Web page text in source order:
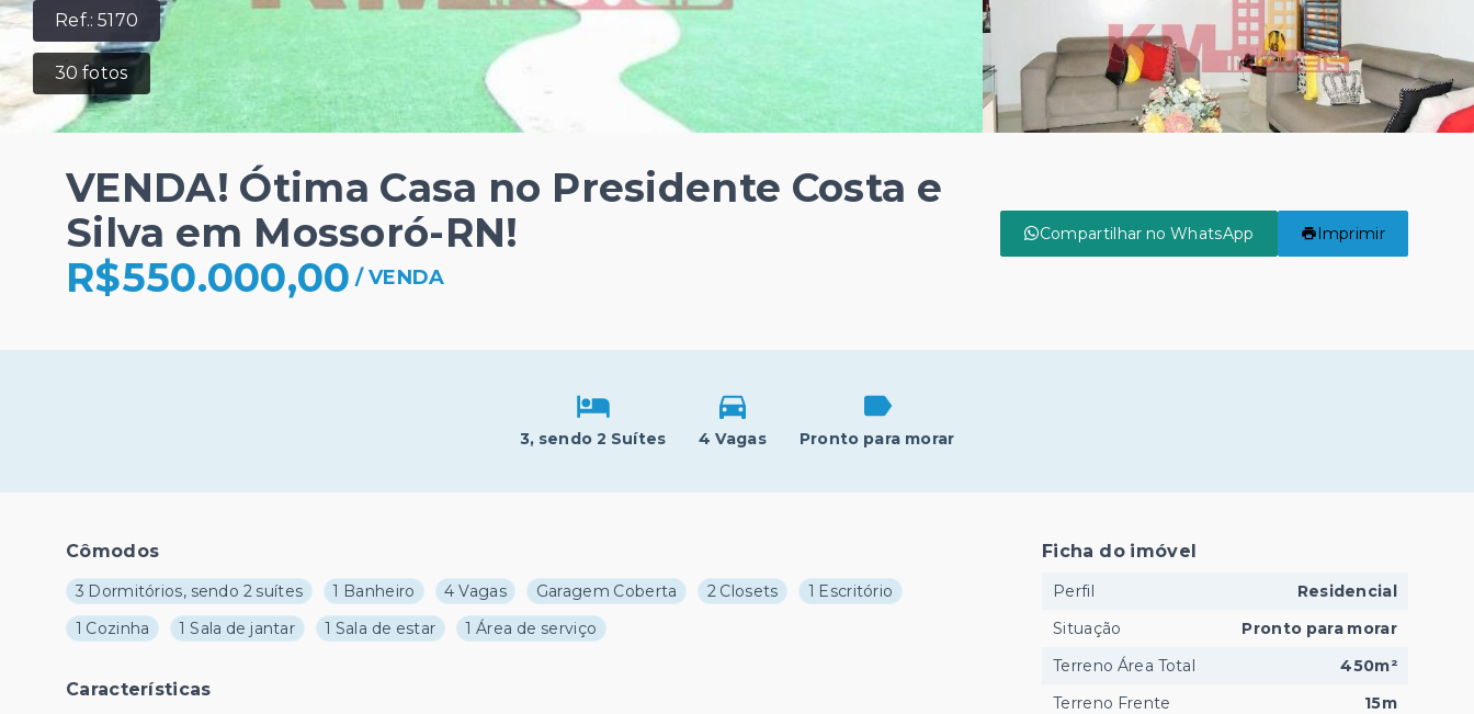
Ref.:5170
30 fotos
VENDA! Ótima Casa no Presidente Costa e
Silva em Mossoró-RN!
R$550.000,00 /VENDA
Compartilhar no WhatsApp Imprimir
3, sendo 2 Suítes 4 Vagas Pronto para morar
Cômodos
3 Dormitórios, sendo 2 suítes 1 Banheiro 4 Vagas Garagem Coberta 2 Closets
1 Escritório
1 Cozinha
1 Sala de jantar 1 Sala de estar 1 Área de serviço
Características
Ficha do imóvel
Perfil
Residencial
Situação
Pronto para morar
Terreno Área Total
450m²
Terreno Frente
15m